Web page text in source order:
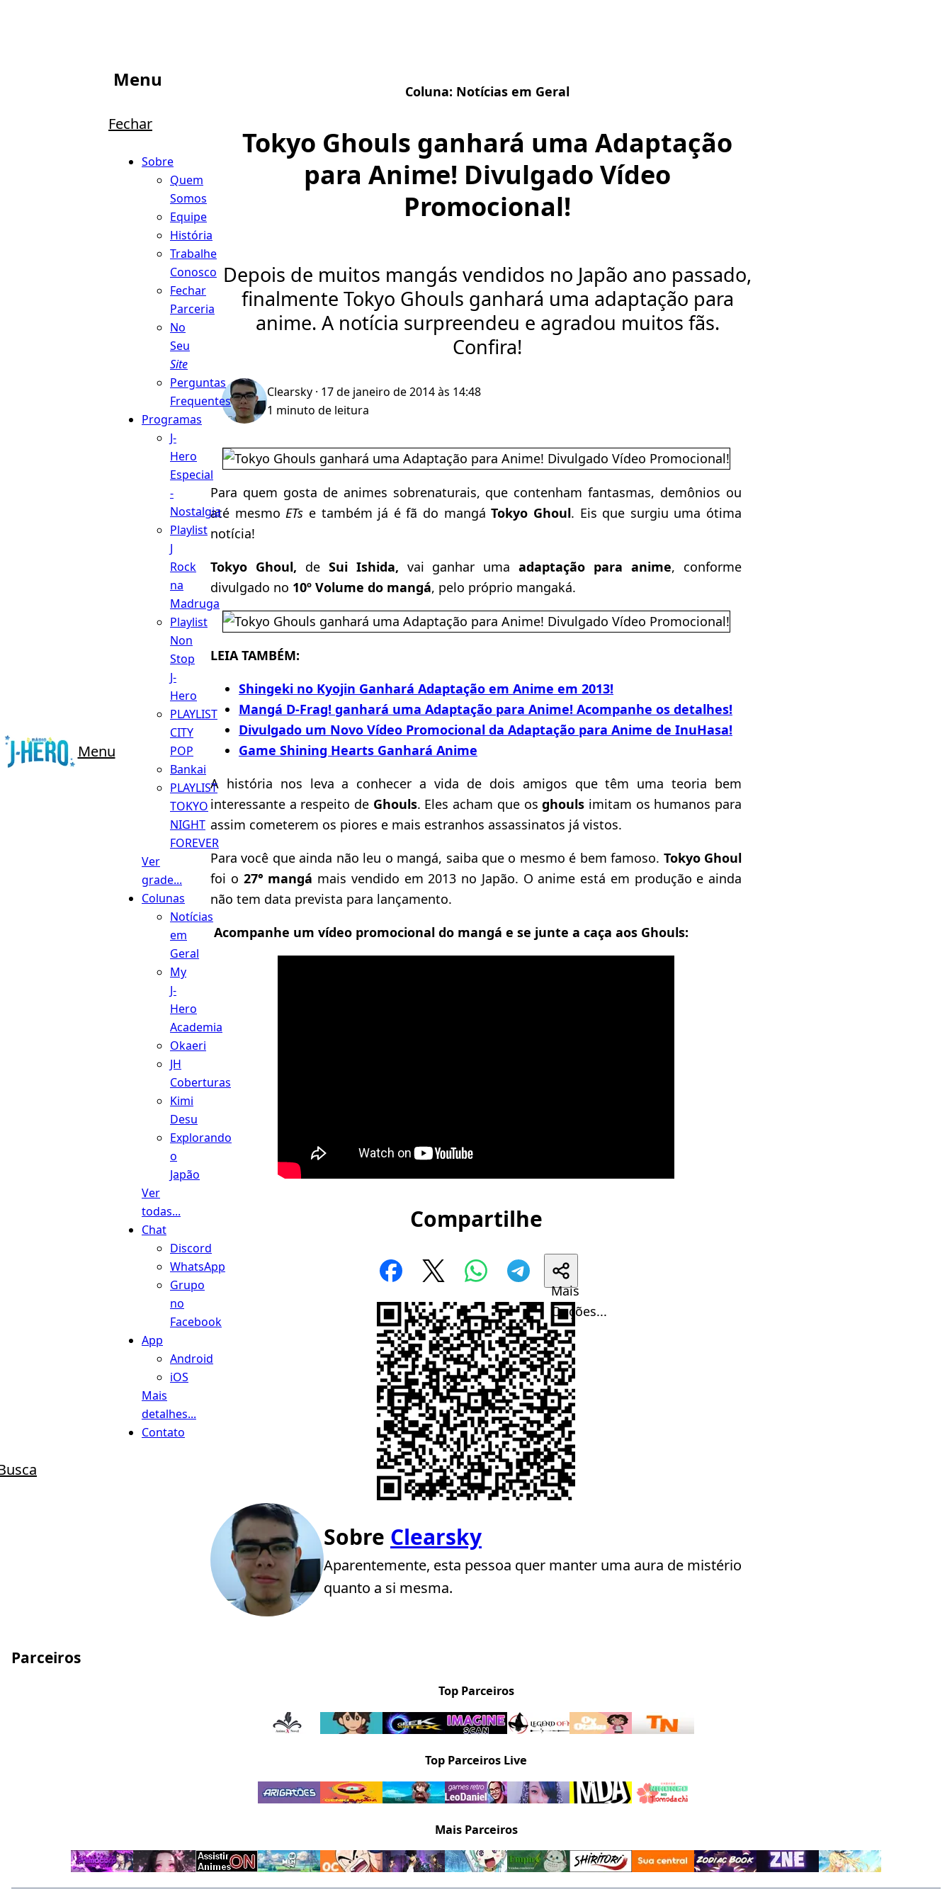
Menu
Menu
Fechar
Sobre
Quem
Somos
Equipe
História
Trabalhe
Conosco
Fechar
Parceria
No
Seu
Site
Perguntas
Frequentes
Programas
J-
Hero
Especial
-
Nostalgia
Playlist
J
Rock
na
Madruga
Playlist
Non
Stop
J-
Hero
PLAYLIST
CITY
POP
Bankai
PLAYLIST
TOKYO
NIGHT
FOREVER
Ver
grade...
Colunas
Notícias
em
Geral
My
J-
Hero
Academia
Okaeri
JH
Coberturas
Kimi
Desu
Explorando
o
Japão
Ver
todas...
Chat
Discord
WhatsApp
Grupo
no
Facebook
App
Android
iOS
Mais
detalhes...
Contato
Coluna: Notícias em Geral
Tokyo Ghouls ganhará uma Adaptação
para Anime! Divulgado Vídeo
Promocional!
Depois de muitos mangás vendidos no Japão ano passado,
finalmente Tokyo Ghouls ganhará uma adaptação para
anime. A notícia surpreendeu e agradou muitos fãs.
Confira!
Clearsky · 17 de janeiro de 2014 às 14:48
1 minuto de leitura
Para quem gosta de animes sobrenaturais, que contenham fantasmas, demônios ou
até mesmo ETs e também já é fã do mangáTokyo Ghoul. Eis que surgiu uma ótima
notícia!
Tokyo Ghoul, de Sui Ishida, vai ganhar uma adaptação para anime, conforme
divulgado no 10º Volume do mangá, pelo próprio mangaká.
LEIA TAMBÉM:
Shingeki no Kyojin Ganhará Adaptação em Anime em 2013!
Mangá D-Frag! ganhará uma Adaptação para Anime! Acompanhe os detalhes!
Divulgado um Novo Vídeo Promocional da Adaptação para Anime de InuHasa!
Game Shining Hearts Ganhará Anime
A história nos leva a conhecer a vida de dois amigos que têm uma teoria bem
interessante a respeito de Ghouls. Eles acham que osghouls imitam os humanos para
assim cometerem os piores e mais estranhos assassinatos já vistos.
Para você que ainda não leu o mangá, saiba que o mesmo é bem famoso. Tokyo Ghoul
foi o 27° mangá mais vendido em 2013 no Japão. O anime está em produção e ainda
não tem data prevista para lançamento.
Acompanhe um vídeo promocional do mangá e se junte a caça aos Ghouls:
Compartilhe
Mais
Opções...
Sobre Clearsky
Aparentemente, esta pessoa quer manter uma aura de mistério
quanto a si mesma.
Parceiros
Top Parceiros
Top Parceiros Live
Mais Parceiros